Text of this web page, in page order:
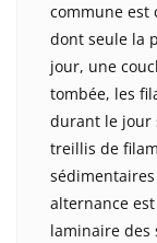
commune est
dont seule la
jour, une
tombée, les
durant le jour
treillis de
alternance
laminaire des